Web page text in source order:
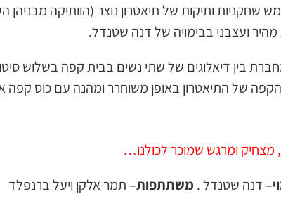
שחקניות ותיקות של תיאטרון נוצר (הוותיקה
ועצבני בבימויה של דנה שטנדל.
בין דיאלוגים של שתי נשים בבית קפה בשלוש
של התיאטרון באופן משוחרר ומהנה עם כוס קפה או
ומרגש שמוכר לכולנו…
– דנה שטנדל . משתתפות– תמר אלקן ויעל ברנפלד